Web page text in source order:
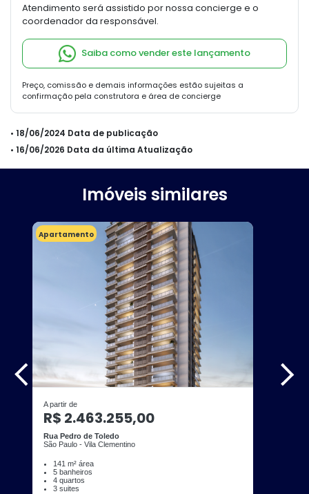
Atendimento será assistido por nossa concierge e o
coordenador da responsável.
Saiba como vender este lançamento
Preço, comissão e demais informações estão sujeitas a
confirmação pela construtora e área de concierge
• 18/06/2024 Data de publicação
• 16/06/2026 Data da última Atualização
Imóveis similares
Apartamento
A partir de
R$ 2.463.255,00
Rua Pedro de Toledo
São Paulo - Vila Clementino
141 m² área
5 banheiros
4 quartos
3 suites